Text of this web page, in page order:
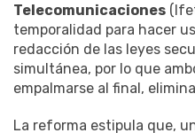
Telecomunicaciones
temporalidad para hacer
redacción de las leyes
simultánea, por lo que
empalmarse al final,
La reforma estipula que,